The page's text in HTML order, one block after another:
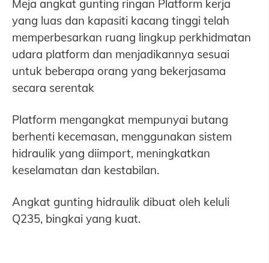
Meja angkat gunting ringan Platform kerja
yang luas dan kapasiti kacang tinggi telah
memperbesarkan ruang lingkup perkhidmatan
udara platform dan menjadikannya sesuai
untuk beberapa orang yang bekerjasama
secara serentak
Platform mengangkat mempunyai butang
berhenti kecemasan, menggunakan sistem
hidraulik yang diimport, meningkatkan
keselamatan dan kestabilan.
Angkat gunting hidraulik dibuat oleh keluli
Q235, bingkai yang kuat.